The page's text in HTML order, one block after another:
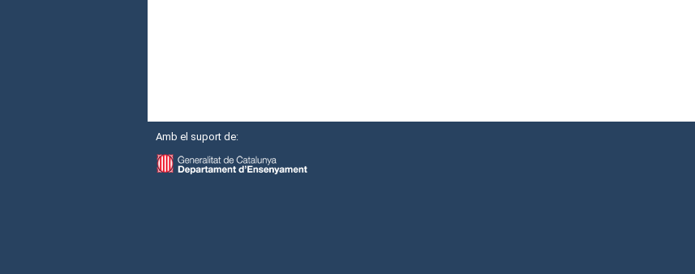
Amb el suport de: